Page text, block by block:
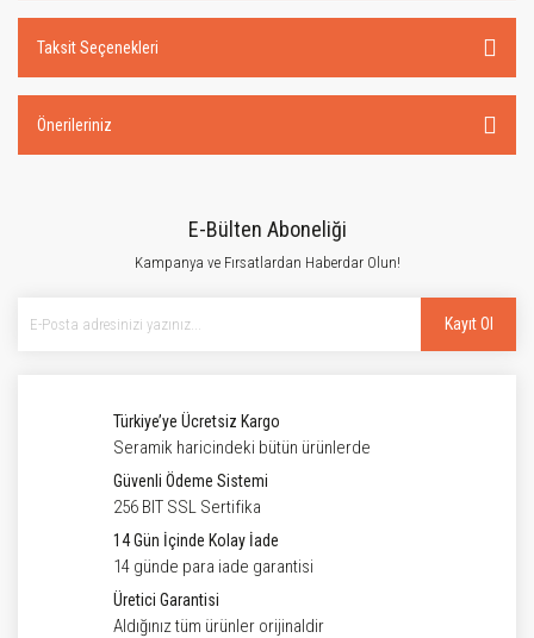
Taksit Seçenekleri
Önerileriniz
E-Bülten Aboneliği
Kampanya ve Fırsatlardan Haberdar Olun!
Kayıt Ol
Türkiye’ye Ücretsiz Kargo
Seramik haricindeki bütün ürünlerde
Güvenli Ödeme Sistemi
256 BIT SSL Sertifika
14 Gün İçinde Kolay İade
14 günde para iade garantisi
Üretici Garantisi
Aldığınız tüm ürünler orijinaldir